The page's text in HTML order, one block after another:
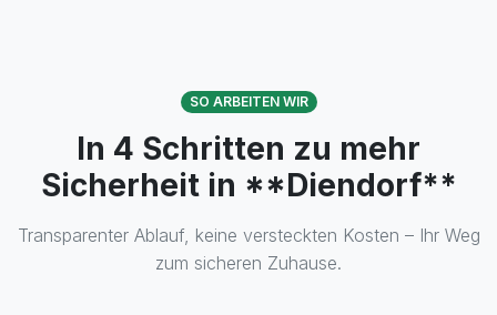
SO ARBEITEN WIR
In 4 Schritten zu mehr
Sicherheit in **Diendorf**
Transparenter Ablauf, keine versteckten Kosten – Ihr Weg
zum sicheren Zuhause.